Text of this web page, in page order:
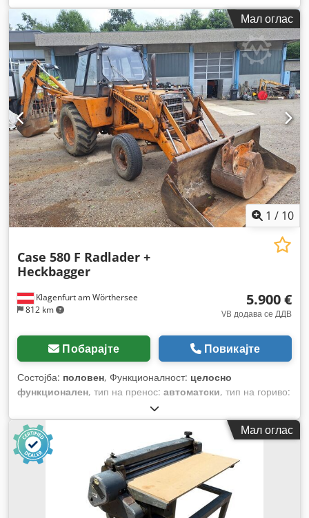
Мал оглас
1 / 10
Klagenfurt am Wörthersee
812 km
Case 580 F Radlader +
Heckbagger
5.900 €
VB додава се ДДВ
Побарајте Повикајте
Состојба: половен, Функционалност: целосно
функционален, тип на пренос: автоматски, тип на гориво:
7.500 кг
4x2, прва регистрација:10/1977, Година на изградба:1977,
Опрема:
Мал оглас